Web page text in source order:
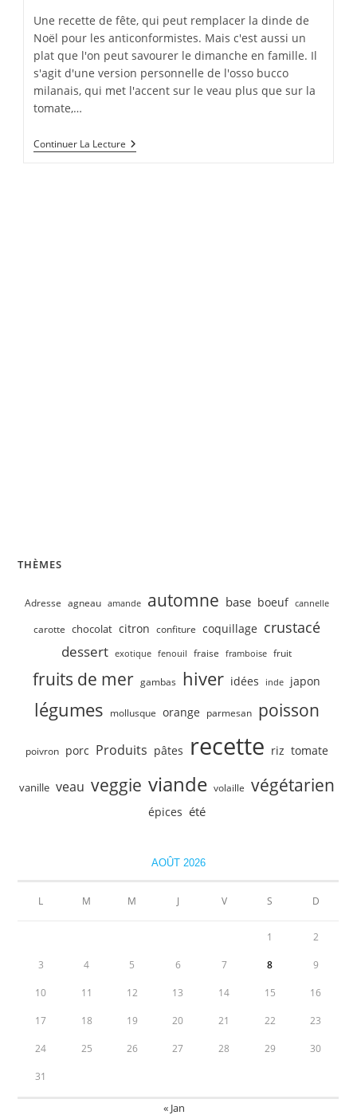
la
publication :
Une recette de fête, qui peut remplacer la dinde de
Noël pour les anticonformistes. Mais c'est aussi un
plat que l'on peut savourer le dimanche en famille. Il
s'agit d'une version personnelle de l'osso bucco
milanais, qui met l'accent sur le veau plus que sur la
tomate,…
Continuer La Lecture Jarret
De
THÈMES
Adresse agneau amande automne base boeuf cannelle
carotte chocolat citron confiture coquillage crustacé
dessert exotique fenouil fraise framboise fruit
fruits de mer gambas hiver idées inde japon
légumes mollusque orange parmesan poisson
poivron porc Produits pâtes recette riz tomate
vanille veau veggie viande volaille végétarien
épices été
AOÛT 2026
L M M J V S D
1 2
3 4 5 6 7 8 9
10 11 12 13 14 15 16
17 18 19 20 21 22 23
24 25 26 27 28 29 30
31
« Jan